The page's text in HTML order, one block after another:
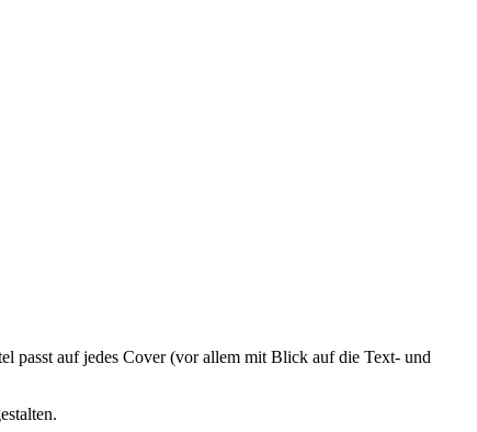
passt auf jedes Cover (vor allem mit Blick auf die Text- und